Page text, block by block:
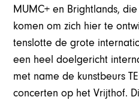
MUMC+ en Brightlands,
komen om zich hier te
tenslotte de grote
een heel doelgericht
met name de kunstbeurs
concerten op het Vrijthof.